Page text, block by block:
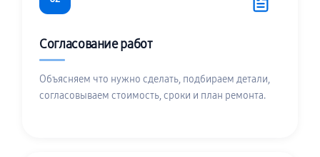
Согласование работ
Объясняем что нужно сделать, подбираем детали,
согласовываем стоимость, сроки и план ремонта.